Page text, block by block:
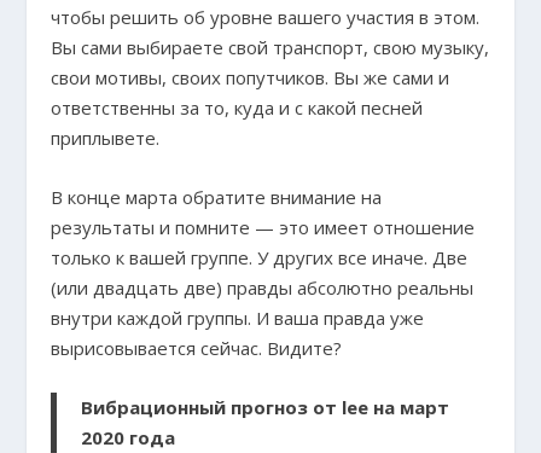
чтобы решить об уровне вашего участия в этом.
Вы сами выбираете свой транспорт, свою музыку,
свои мотивы, своих попутчиков. Вы же сами и
ответственны за то, куда и с какой песней
приплывете.
В конце марта обратите внимание на
результаты и помните — это имеет отношение
только к вашей группе. У других все иначе. Две
(или двадцать две) правды абсолютно реальны
внутри каждой группы. И ваша правда уже
вырисовывается сейчас. Видите?
Вибрационный прогноз от lee на март
2020 года